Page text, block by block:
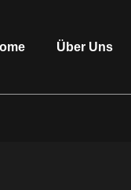
Über Uns